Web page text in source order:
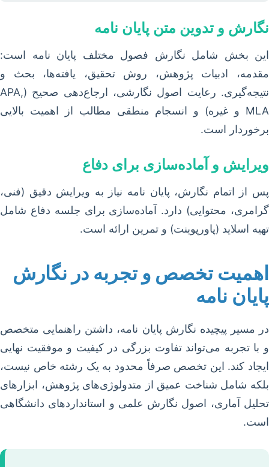
نگارش و تدوین متن پایان نامه
این بخش شامل نگارش فصول مختلف پایان نامه است:
مقدمه، ادبیات پژوهش، روش تحقیق، یافته‌ها، بحث و
نتیجه‌گیری. رعایت اصول نگارشی، ارجاع‌دهی صحیح (APA,
MLA و غیره) و انسجام منطقی مطالب از اهمیت بالایی
برخوردار است.
ویرایش و آماده‌سازی برای دفاع
پس از اتمام نگارش، پایان نامه نیاز به ویرایش دقیق (فنی،
گرامری، محتوایی) دارد. آماده‌سازی برای جلسه دفاع شامل
تهیه اسلاید (پاورپوینت) و تمرین ارائه است.
اهمیت تخصص و تجربه در نگارش
پایان نامه
در مسیر پیچیده نگارش پایان نامه، داشتن راهنمایی متخصص
و با تجربه می‌تواند تفاوت بزرگی در کیفیت و موفقیت نهایی
ایجاد کند. این تخصص صرفاً محدود به یک رشته خاص نیست،
بلکه شامل شناخت عمیق از متدولوژی‌های پژوهش، ابزارهای
تحلیل آماری، اصول نگارش علمی و استانداردهای دانشگاهی
است.